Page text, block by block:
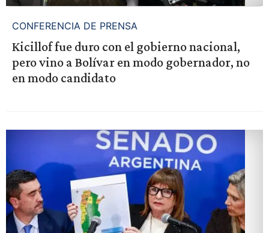
CONFERENCIA DE PRENSA
Kicillof fue duro con el gobierno nacional,
pero vino a Bolívar en modo gobernador, no
en modo candidato